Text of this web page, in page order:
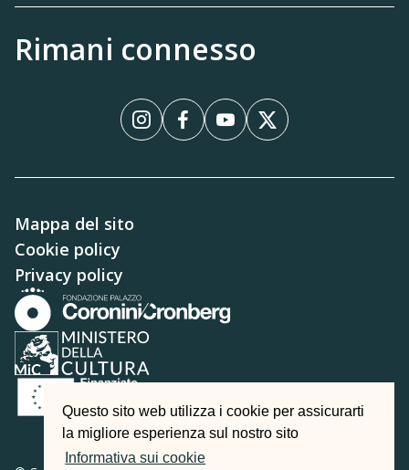
Questo sito web utilizza i cookie per assicurarti
la migliore esperienza sul nostro sito
Informativa sui cookie
Rimani connesso
InstagramFacebookYouTube
X
Mappa del sito
Cookie policy
Privacy policy